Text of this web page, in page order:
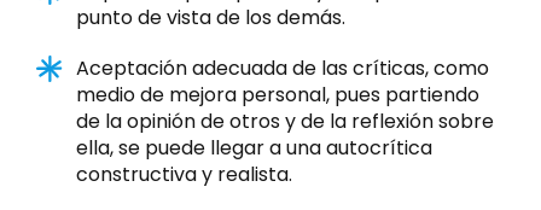
punto de vista de los demás.
Aceptación adecuada de las críticas, como
medio de mejora personal, pues partiendo
de la opinión de otros y de la reflexión sobre
ella, se puede llegar a una autocrítica
constructiva y realista.